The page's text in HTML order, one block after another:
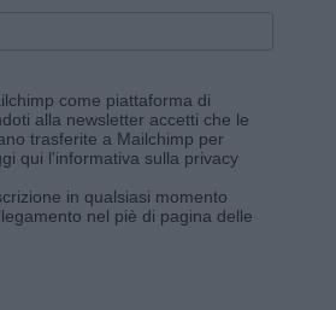
come piattaforma di
alla newsletter accetti che le
trasferite a Mailchimp per
qui l'informativa sulla privacy
in qualsiasi momento
nel piè di pagina delle